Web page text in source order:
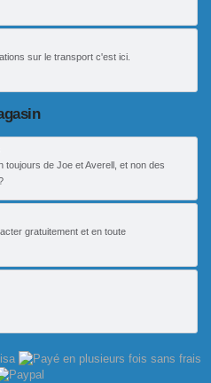
sur le transport c'est ici.
toujours de Joe et Averell, et non des
gratuitement et en toute